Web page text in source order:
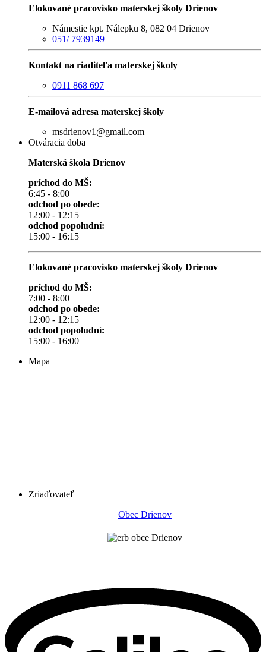
Elokované pracovisko materskej školy Drienov
Námestie kpt. Nálepku 8, 082 04 Drienov
051/ 7939149
Kontakt na riaditeľa materskej školy
0911 868 697
E-mailová adresa materskej školy
msdrienov1@gmail.com
Otváracia doba
Materská škola Drienov
príchod do MŠ:
6:45 - 8:00
odchod po obede:
12:00 - 12:15
odchod popoludní:
15:00 - 16:15
Elokované pracovisko materskej školy Drienov
príchod do MŠ:
7:00 - 8:00
odchod po obede:
12:00 - 12:15
odchod popoludní:
15:00 - 16:00
Mapa
Zriaďovateľ
Obec Drienov